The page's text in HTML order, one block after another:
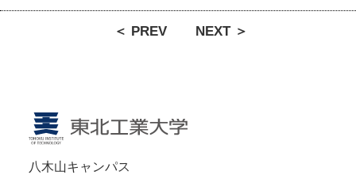
＜ PREV NEXT ＞
八木山キャンパス